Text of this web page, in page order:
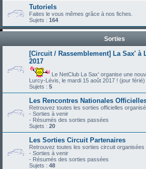
Tutoriels
Faites le vous mêmes grâce à nos fiches.
Sujets : 164
Sorties
[Circuit / Rassemblement] La Sax' à
2017
Le NetClub La Sax' organise une
Lurcy-Lévis, le mardi 15 août 2017 ! (jour férié)
Sujets : 5
Les Rencontres Nationales
Retrouvez toutes les sorties officielles
- Sorties à venir
- Résumés des sorties passées
Sujets : 20
Les Sorties Circuit Partenaires
Retrouvez toutes les sorties circuit
- Sorties à venir
- Résumés des sorties passées
Sujets : 48